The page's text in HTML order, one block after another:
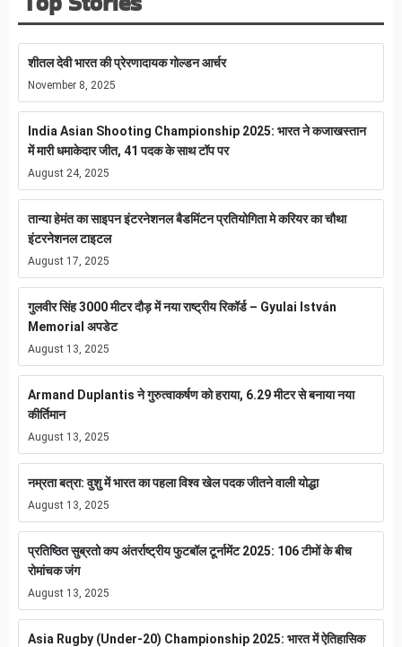
शीतल देवी भारत की प्रेरणादायक गोल्डन आर्चर
November 8, 2025
India Asian Shooting Championship 2025: भारत ने कजाखस्तान
में मारी धमाकेदार जीत, 41 पदक के साथ टॉप पर
August 24, 2025
तान्या हेमंत का साइपन इंटरनेशनल बैडमिंटन प्रतियोगिता मे करियर का चौथा
इंटरनेशनल टाइटल
August 17, 2025
गुलवीर सिंह 3000 मीटर दौड़ में नया राष्ट्रीय रिकॉर्ड – Gyulai István
Memorial अपडेट
August 13, 2025
Armand Duplantis ने गुरुत्वाकर्षण को हराया, 6.29 मीटर से बनाया नया
कीर्तिमान
August 13, 2025
नम्रता बत्रा: वुशु में भारत का पहला विश्व खेल पदक जीतने वाली योद्धा
August 13, 2025
प्रतिष्ठित सुब्रतो कप अंतर्राष्ट्रीय फुटबॉल टूर्नामेंट 2025: 106 टीमों के बीच
रोमांचक जंग
August 13, 2025
Asia Rugby (Under-20) Championship 2025: भारत में ऐतिहासिक